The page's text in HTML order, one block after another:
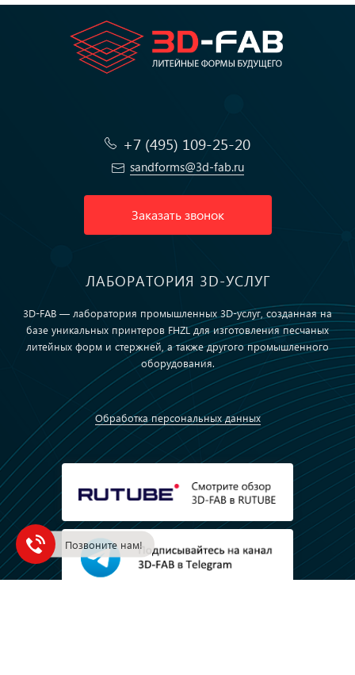
+7 (495) 109-25-20
sandforms@3d-fab.ru
Заказать звонок
ЛАБОРАТОРИЯ 3D-УСЛУГ
3D-FAB — лаборатория промышленных 3D-услуг, созданная на
базе уникальных принтеров FHZL для изготовления песчаных
литейных форм и стержней, а также другого промышленного
оборудования.
Обработка персональных данных
Позвоните нам!